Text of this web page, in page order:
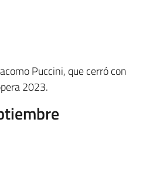
Puccini, que cerró con
2023.